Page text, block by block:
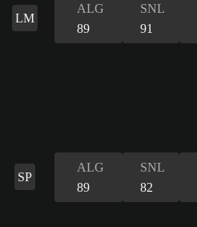
LM
ALG
89
SNL
91
SP
ALG
89
SNL
82